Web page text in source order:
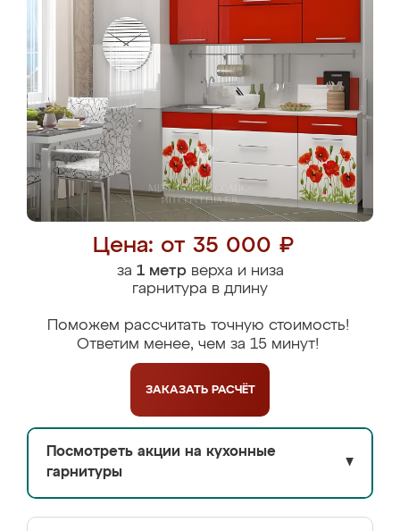
Цена: от 35 000 ₽
за 1 метрверха и низа
гарнитура в длину
Поможем рассчитать точную стоимость!
Ответим менее, чем за 15 минут!
ЗАКАЗАТЬ РАСЧЁТ
Посмотреть акции на кухонные
гарнитуры
▼